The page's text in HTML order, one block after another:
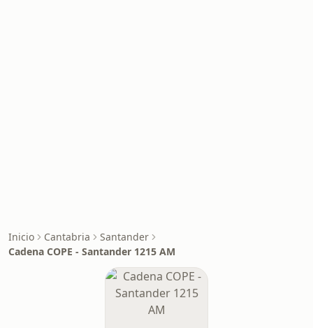
Inicio Cantabria
Santander
Cadena COPE - Santander 1215 AM